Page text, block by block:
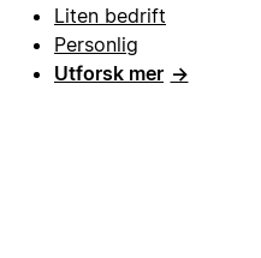
Liten bedrift
Personlig
Utforsk mer →